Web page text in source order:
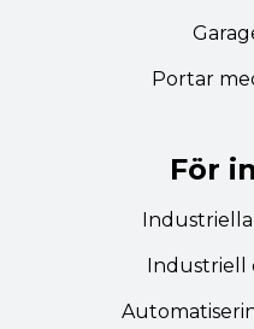
Portar
För
Industriell